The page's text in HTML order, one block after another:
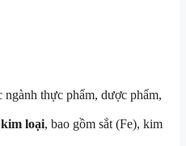
ngành thực phẩm, dược phẩm,
loại, bao gồm sắt (Fe), kim